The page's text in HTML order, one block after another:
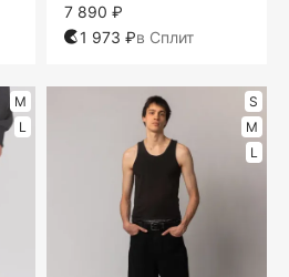
7 890 ₽
1 973 ₽в Сплит
M
L
S
M
L